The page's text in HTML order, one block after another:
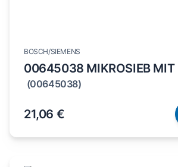
BOSCH/SIEMENS
00645038 MIKROSIEB MIT
(00645038)
21,06 €